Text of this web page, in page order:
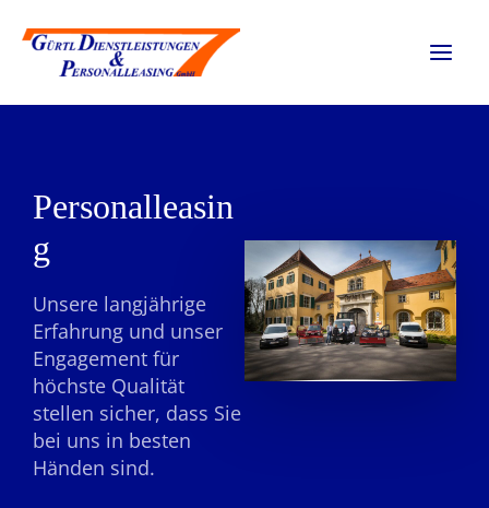
Inhalt
springen
Personalleasin
g
Unsere langjährige
Erfahrung und unser
Engagement für
höchste Qualität
stellen sicher, dass Sie
bei uns in besten
Händen sind.